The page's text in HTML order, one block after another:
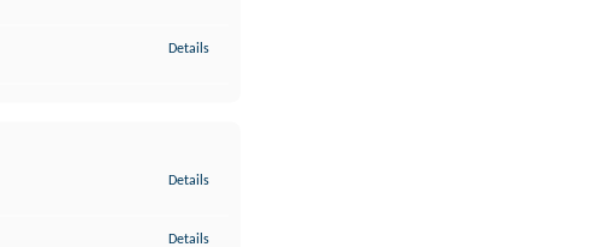
Details
Details
Details